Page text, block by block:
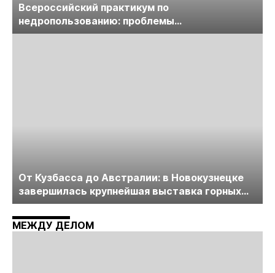
Всероссийский практикум по
недропользованию: проблемы
лицензирования, цифровизации, экспертизы
От Кузбасса до Австралии: в Новокузнецке
завершилась крупнейшая выставка горных
технологий «Недра России. Уголь России и
Майнинг»
МЕЖДУ ДЕЛОМ